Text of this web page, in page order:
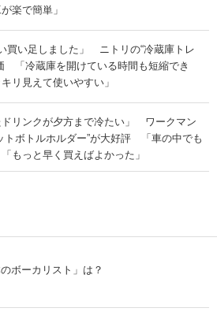
楽で簡単」
買い足しました」 ニトリの“冷蔵庫トレ
「冷蔵庫を開けている時間も短縮でき
リ見えて使いやすい」
ドリンクが夕方まで冷たい」 ワークマン
トボトルホルダー”が大好評 「車の中でも
もっと早く買えばよかった」
ボーカリスト」は？